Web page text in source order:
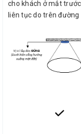
cho khách ở mắt
liên tục do trên